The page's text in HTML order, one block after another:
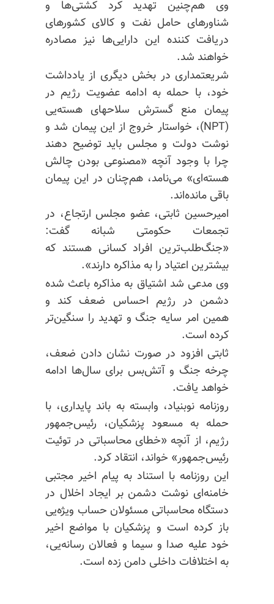
وی هم‌چنین تهدید کرد کشتی‌ها و
شناورهای حامل نفت و کالای کشورهای
دریافت کننده این دارایی‌ها نیز مصادره
خواهند شد.
شریعتمداری در بخش دیگری از یادداشت
خود، با حمله به ادامه عضویت رژیم در
پیمان منع گسترش سلاحهای هسته‌یی
(NPT)، خواستار خروج از این پیمان شد و
نوشت دولت و مجلس باید توضیح دهند
چرا با وجود آنچه «مصنوعی بودن چالش
هسته‌ای» می‌نامد، هم‌چنان در این پیمان
باقی مانده‌اند.
امیرحسین ثابتی، عضو مجلس ارتجاع، در
تجمعات حکومتی شبانه گفت:
«جنگ‌طلب‌ترین افراد کسانی هستند که
بیشترین اعتیاد را به مذاکره دارند».
وی مدعی شد اشتیاق به مذاکره باعث شده
دشمن در رژیم احساس ضعف کند و
همین امر سایه جنگ و تهدید را سنگین‌تر
کرده است.
ثابتی افزود در صورت نشان دادن ضعف،
چرخه جنگ و آتش‌بس برای سال‌ها ادامه
خواهد یافت.
روزنامه نوبنیاد، وابسته به باند پایداری، با
حمله به مسعود پزشکیان، رئیس‌جمهور
رژیم، از آنچه «خطای محاسباتی در توئیت
رئیس‌جمهور» خواند، انتقاد کرد.
این روزنامه با استناد به پیام اخیر مجتبی
خامنه‌ای نوشت دشمن بر ایجاد اخلال در
دستگاه محاسباتی مسئولان حساب ویژه‌یی
باز کرده است و پزشکیان با مواضع اخیر
خود علیه صدا و سیما و فعالان رسانه‌یی،
به اختلافات داخلی دامن زده است.